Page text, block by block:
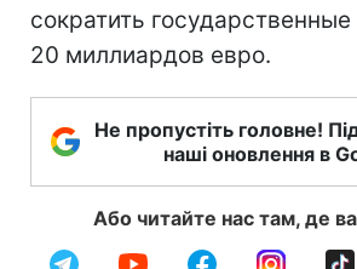
сократить
20 миллиардов евро.
Не пропустіть головне!
наші оновлення в
Або читайте нас там, де